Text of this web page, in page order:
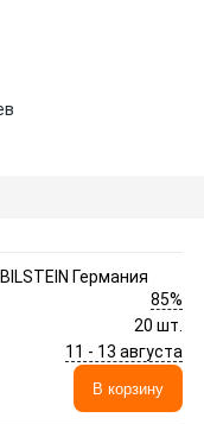
Германия
85%
20 шт.
11 - 13 августа
В корзину